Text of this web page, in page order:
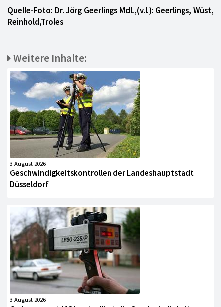
Quelle-Foto: Dr. Jörg Geerlings MdL,(v.l.): Geerlings, Wüst,
Reinhold,Troles
Weitere Inhalte:
3 August 2026
Geschwindigkeitskontrollen der Landeshauptstadt
Düsseldorf
3 August 2026